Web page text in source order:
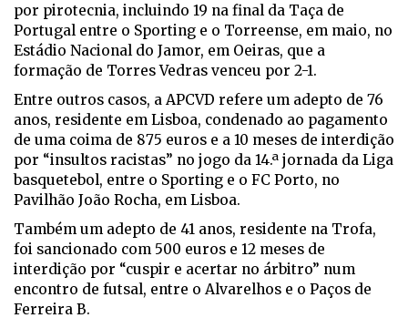
por pirotecnia, incluindo 19 na final da Taça de
Portugal entre o Sporting e o Torreense, em maio, no
Estádio Nacional do Jamor, em Oeiras, que a
formação de Torres Vedras venceu por 2-1.
Entre outros casos, a APCVD refere um adepto de 76
anos, residente em Lisboa, condenado ao pagamento
de uma coima de 875 euros e a 10 meses de interdição
por “insultos racistas” no jogo da 14.ª jornada da Liga
basquetebol, entre o Sporting e o FC Porto, no
Pavilhão João Rocha, em Lisboa.
Também um adepto de 41 anos, residente na Trofa,
foi sancionado com 500 euros e 12 meses de
interdição por “cuspir e acertar no árbitro” num
encontro de futsal, entre o Alvarelhos e o Paços de
Ferreira B.